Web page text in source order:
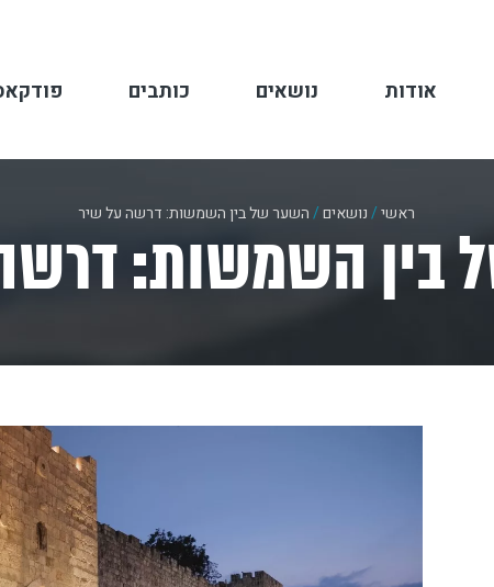
אודות נושאים כותבים
ראשי/נושאים/השער של בין השמשות: דרשה על שיר
בין השמשות: